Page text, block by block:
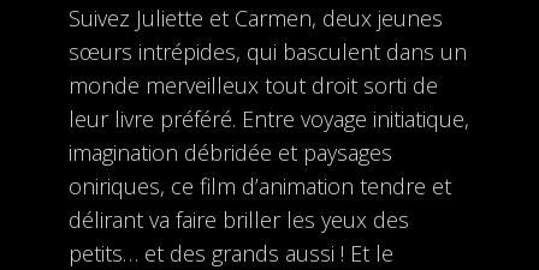
Suivez Juliette et Carmen, deux jeunes
sœurs intrépides, qui basculent dans un
monde merveilleux tout droit sorti de
leur livre préféré. Entre voyage initiatique,
imagination débridée et paysages
oniriques, ce film d’animation tendre et
délirant va faire briller les yeux des
petits… et des grands aussi ! Et le